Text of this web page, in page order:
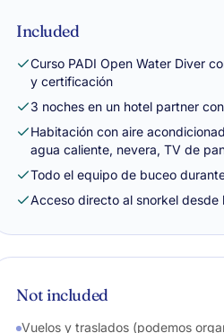
Included
Curso PADI Open Water Diver
y certificación
3 noches en un hotel partner
Habitación con aire
agua caliente, nevera, TV de
Todo el equipo de buceo
Acceso directo al snorkel desde
Not included
Vuelos y traslados (podemos